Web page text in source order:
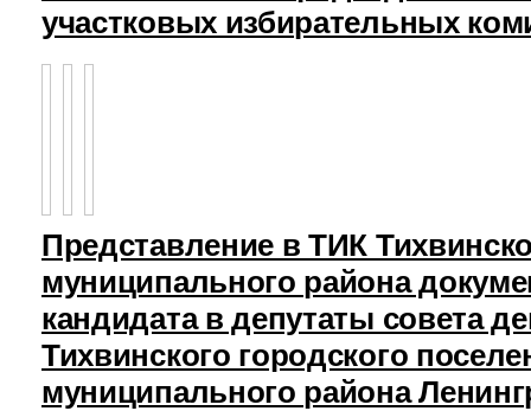
участковых избирательных
Представление в ТИК
муниципального района
кандидата в депутаты совета
Тихвинского городского
муниципального района